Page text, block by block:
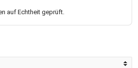
auf Echtheit geprüft.